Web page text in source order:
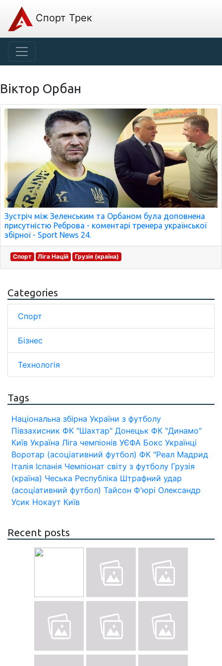
Спорт Трек
Віктор Орбан
Зустріч між Зеленським та Орбаном була доповнена
присутністю Реброва - коментарі тренера української
збірної - Sport News 24.
Спорт Ліга Націй Грузія (країна)
Categories
Спорт
Бізнес
Технологія
Tags
Національна збірна України з футболу
Півзахисник ФК "Шахтар" Донецьк ФК "Динамо"
Київ Україна Ліга чемпіонів УЄФА Бокс Українці
Воротар (асоціативний футбол) ФК "Реал Мадрид
Італія Іспанія Чемпіонат світу з футболу Грузія
(країна) Чеська Республіка Штрафний удар
(асоціативний футбол) Тайсон Ф'юрі Олександр
Усик Нокаут Київ
Recent posts